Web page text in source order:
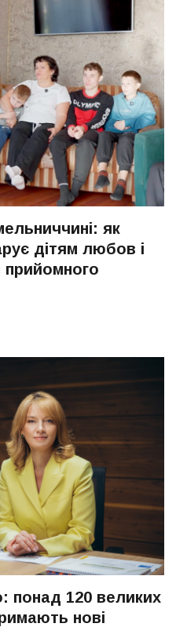
як
дітям любов і
прийомного
понад 120 великих
нові